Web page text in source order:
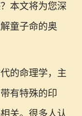
本文将为您深
童子命的奥
的命理学，主
有特殊的印
关。很多人认